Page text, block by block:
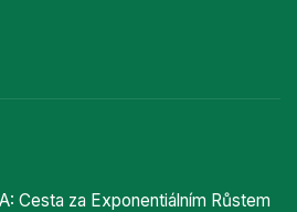
Cesta za Exponentiálním Růstem